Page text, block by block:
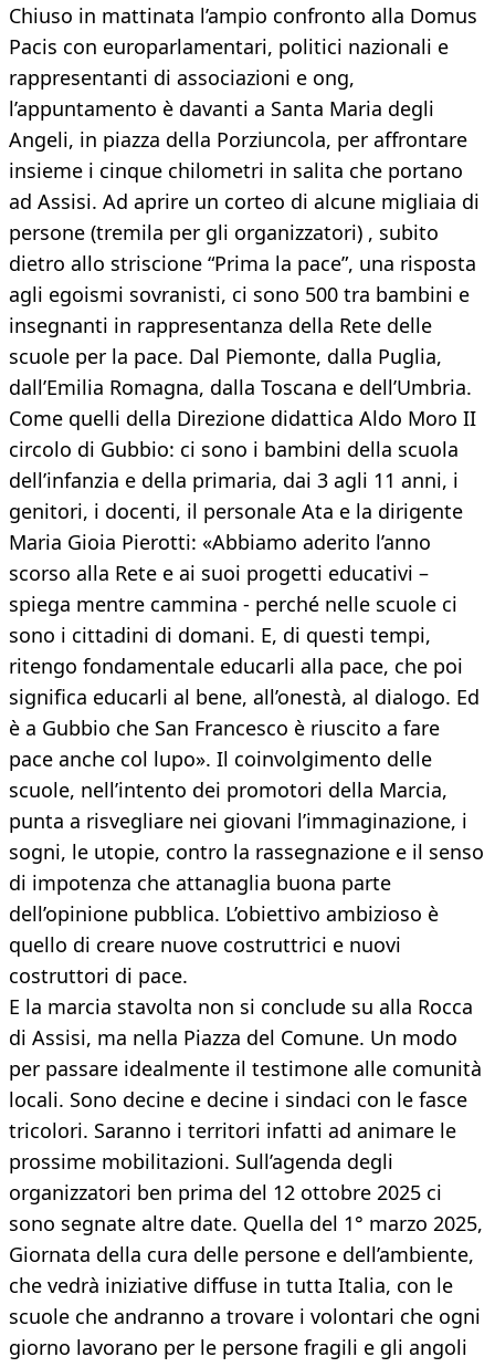
Chiuso in mattinata l’ampio confronto alla Domus
Pacis con europarlamentari, politici nazionali e
rappresentanti di associazioni e ong,
l’appuntamento è davanti a Santa Maria degli
Angeli, in piazza della Porziuncola, per affrontare
insieme i cinque chilometri in salita che portano
ad Assisi. Ad aprire un corteo di alcune migliaia di
persone (tremila per gli organizzatori) , subito
dietro allo striscione “Prima la pace”, una risposta
agli egoismi sovranisti, ci sono 500 tra bambini e
insegnanti in rappresentanza della Rete delle
scuole per la pace. Dal Piemonte, dalla Puglia,
dall’Emilia Romagna, dalla Toscana e dell’Umbria.
Come quelli della Direzione didattica Aldo Moro II
circolo di Gubbio: ci sono i bambini della scuola
dell’infanzia e della primaria, dai 3 agli 11 anni, i
genitori, i docenti, il personale Ata e la dirigente
Maria Gioia Pierotti: «Abbiamo aderito l’anno
scorso alla Rete e ai suoi progetti educativi –
spiega mentre cammina - perché nelle scuole ci
sono i cittadini di domani. E, di questi tempi,
ritengo fondamentale educarli alla pace, che poi
significa educarli al bene, all’onestà, al dialogo. Ed
è a Gubbio che San Francesco è riuscito a fare
pace anche col lupo». Il coinvolgimento delle
scuole, nell’intento dei promotori della Marcia,
punta a risvegliare nei giovani l’immaginazione, i
sogni, le utopie, contro la rassegnazione e il senso
di impotenza che attanaglia buona parte
dell’opinione pubblica. L’obiettivo ambizioso è
quello di creare nuove costruttrici e nuovi
costruttori di pace.
E la marcia stavolta non si conclude su alla Rocca
di Assisi, ma nella Piazza del Comune. Un modo
per passare idealmente il testimone alle comunità
locali. Sono decine e decine i sindaci con le fasce
tricolori. Saranno i territori infatti ad animare le
prossime mobilitazioni. Sull’agenda degli
organizzatori ben prima del 12 ottobre 2025 ci
sono segnate altre date. Quella del 1° marzo 2025,
Giornata della cura delle persone e dell’ambiente,
che vedrà iniziative diffuse in tutta Italia, con le
scuole che andranno a trovare i volontari che ogni
giorno lavorano per le persone fragili e gli angoli